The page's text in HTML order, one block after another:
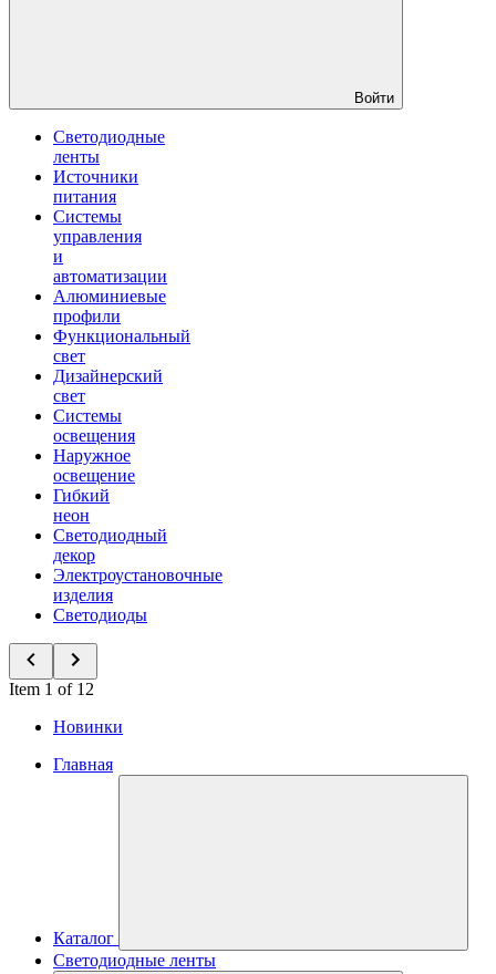
Войти
Светодиодные
ленты
Источники
питания
Системы
управления
и
автоматизации
Алюминиевые
профили
Функциональный
свет
Дизайнерский
свет
Системы
освещения
Наружное
освещение
Гибкий
неон
Светодиодный
декор
Электроустановочные
изделия
Светодиоды
Item 1 of 12
Новинки
Главная
Каталог
Светодиодные ленты